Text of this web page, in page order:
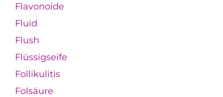
Flavonoide
Fluid
Flush
Flüssigseife
Follikulitis
Folsäure